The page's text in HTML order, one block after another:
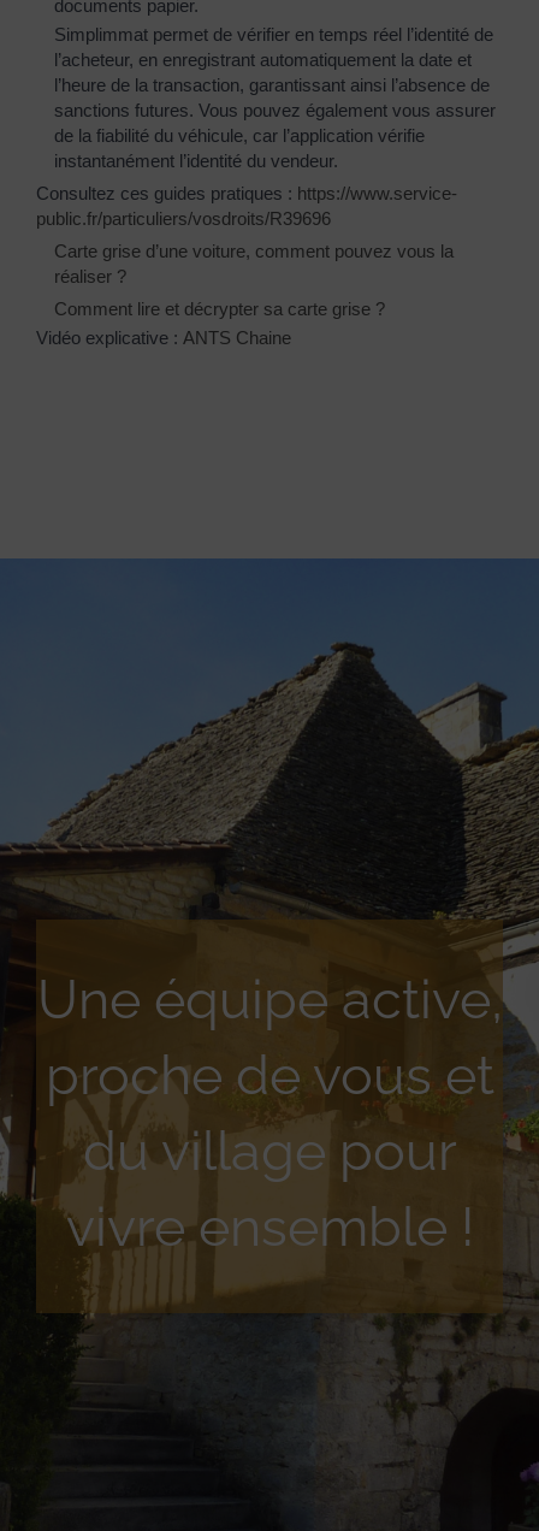
documents papier.
Simplimmat permet de vérifier en temps réel l’identité de
l’acheteur, en enregistrant automatiquement la date et
l’heure de la transaction, garantissant ainsi l’absence de
sanctions futures. Vous pouvez également vous assurer
de la fiabilité du véhicule, car l’application vérifie
instantanément l’identité du vendeur.
Consultez ces guides pratiques : https://www.service-
public.fr/particuliers/vosdroits/R39696
Carte grise d’une voiture, comment pouvez vous la
réaliser ?
Comment lire et décrypter sa carte grise ?
Vidéo explicative : ANTS Chaine
Une équipe active,
proche de vous et
du village pour
vivre ensemble !